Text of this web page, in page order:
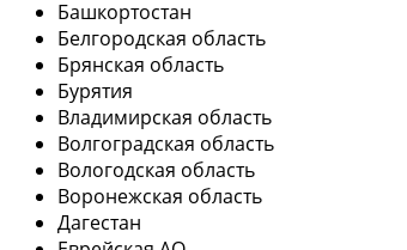
Башкортостан
Белгородская область
Брянская область
Бурятия
Владимирская область
Волгоградская область
Вологодская область
Воронежская область
Дагестан